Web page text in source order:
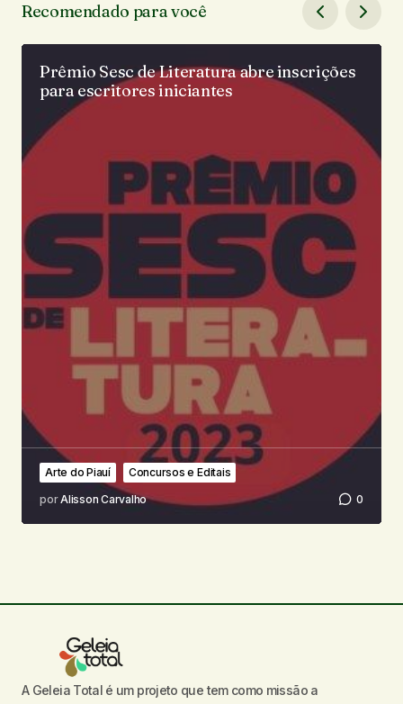
Recomendado para você
Prêmio Sesc de Literatura abre inscrições
para escritores iniciantes
Arte do Piauí
Concursos e Editais
porAlisson Carvalho 0
A Geleia Total é um projeto que tem como missão a